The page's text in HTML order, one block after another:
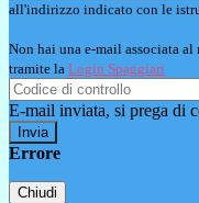
all'indirizzo indicato con le
Non hai una e-mail associata
tramite la Login Spaggiari
E-mail inviata, si prega di
Errore
Chiudi